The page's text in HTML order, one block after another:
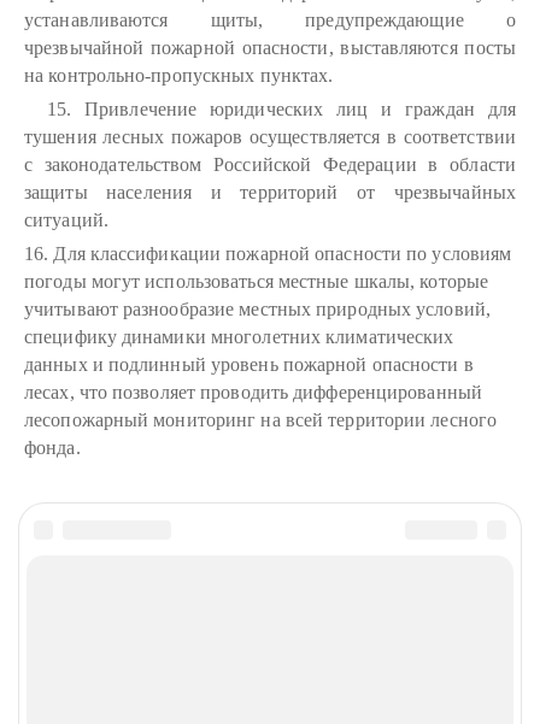
устанавливаются щиты, предупреждающие о
чрезвычайной пожарной опасности, выставляются посты
на контрольно-пропускных пунктах.
15. Привлечение юридических лиц и граждан для
тушения лесных пожаров осуществляется в соответствии
с законодательством Российской Федерации в области
защиты населения и территорий от чрезвычайных
ситуаций.
16. Для классификации пожарной опасности по условиям
погоды могут использоваться местные шкалы, которые
учитывают разнообразие местных природных условий,
специфику динамики многолетних климатических
данных и подлинный уровень пожарной опасности в
лесах, что позволяет проводить дифференцированный
лесопожарный мониторинг на всей территории лесного
фонда.